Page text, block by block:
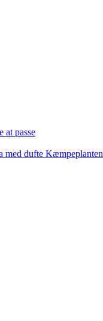
at passe
Kæmpeplanten